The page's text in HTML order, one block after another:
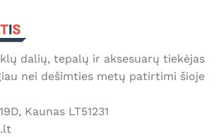
dalių, tepalų ir aksesuarų tiekėjas
nei dešimties metų patirtimi šioje
Kaunas LT51231